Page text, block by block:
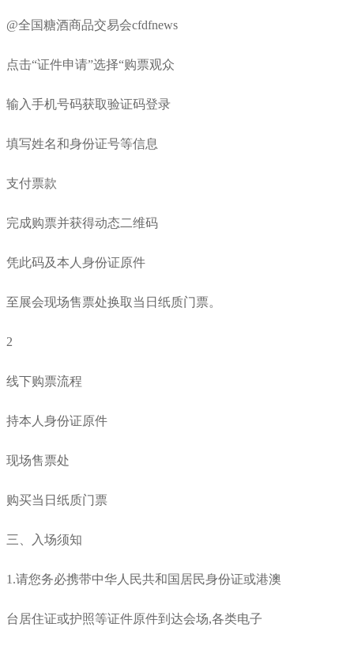
@全国糖酒商品交易会cfdfnews
点击“证件申请”选择“购票观众
输入手机号码获取验证码登录
填写姓名和身份证号等信息
支付票款
完成购票并获得动态二维码
凭此码及本人身份证原件
至展会现场售票处换取当日纸质门票。
2
线下购票流程
持本人身份证原件
现场售票处
购买当日纸质门票
三、入场须知
1.请您务必携带中华人民共和国居民身份证或港澳
台居住证或护照等证件原件到达会场,各类电子